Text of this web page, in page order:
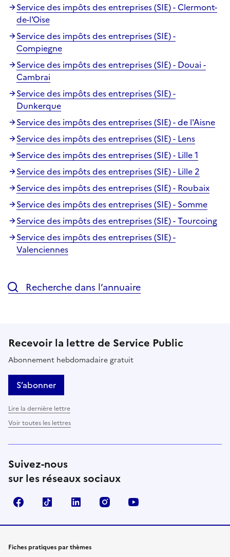
Service des impôts des entreprises (SIE) - Clermont-
de-l'Oise
Service des impôts des entreprises (SIE) -
Compiegne
Service des impôts des entreprises (SIE) - Douai -
Cambrai
Service des impôts des entreprises (SIE) -
Dunkerque
Service des impôts des entreprises (SIE) - de l'Aisne
Service des impôts des entreprises (SIE) - Lens
Service des impôts des entreprises (SIE) - Lille 1
Service des impôts des entreprises (SIE) - Lille 2
Service des impôts des entreprises (SIE) - Roubaix
Service des impôts des entreprises (SIE) - Somme
Service des impôts des entreprises (SIE) - Tourcoing
Service des impôts des entreprises (SIE) -
Valenciennes
Recherche dans l’annuaire
Recevoir la lettre de Service Public
Abonnement hebdomadaire gratuit
S’abonner
Lire la dernière lettre
Voir toutes les lettres
Suivez-nous
sur les réseaux sociaux
FacebookTikTok LinkedIn Instagram
Fiches pratiques par thèmes